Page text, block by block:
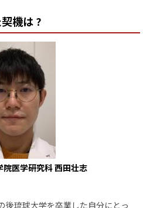
機は ?
院医学研究科 西田壮志
後琉球大学を卒業した自分にとっ